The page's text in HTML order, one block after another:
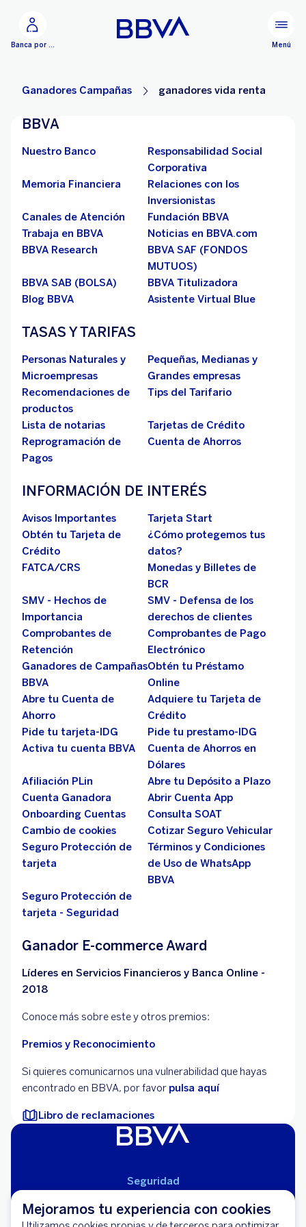
Mejoramos tu experiencia con cookies
Banca por Internet Menú
Ganadores Campañas ganadores vida renta
BBVA
Nuestro Banco
Responsabilidad Social
Corporativa
Memoria Financiera
Relaciones con los
Inversionistas
Canales de Atención
Fundación BBVA
Trabaja en BBVA
Noticias en BBVA.com
BBVA Research
BBVA SAF (FONDOS
MUTUOS)
BBVA SAB (BOLSA)
BBVA Titulizadora
Blog BBVA
Asistente Virtual Blue
TASAS Y TARIFAS
Personas Naturales y
Microempresas
Pequeñas, Medianas y
Grandes empresas
Recomendaciones de
productos
Tips del Tarifario
Lista de notarias
Tarjetas de Crédito
Reprogramación de
Pagos
Cuenta de Ahorros
INFORMACIÓN DE INTERÉS
Avisos Importantes
Tarjeta Start
Obtén tu Tarjeta de
Crédito
¿Cómo protegemos tus
datos?
FATCA/CRS
Monedas y Billetes de
BCR
SMV - Hechos de
Importancia
SMV - Defensa de los
derechos de clientes
Comprobantes de
Retención
Comprobantes de Pago
Electrónico
Ganadores de Campañas
BBVA
Obtén tu Préstamo
Online
Abre tu Cuenta de
Ahorro
Adquiere tu Tarjeta de
Crédito
Pide tu tarjeta-IDG
Pide tu prestamo-IDG
Activa tu cuenta BBVA
Cuenta de Ahorros en
Dólares
Afiliación PLin
Abre tu Depósito a Plazo
Cuenta Ganadora
Abrir Cuenta App
Onboarding Cuentas
Consulta SOAT
Cambio de cookies
Cotizar Seguro Vehicular
Seguro Protección de
tarjeta
Términos y Condiciones
de Uso de WhatsApp
BBVA
Seguro Protección de
tarjeta - Seguridad
Ganador E-commerce Award
Líderes en Servicios Financieros y Banca Online -
2018
Conoce más sobre este y otros premios:
Premios y Reconocimiento
Si quieres comunicarnos una vulnerabilidad que hayas
encontrado en BBVA, por favor pulsa aquí
Libro de reclamaciones
Seguridad
Cláusulas Generales de Contratación